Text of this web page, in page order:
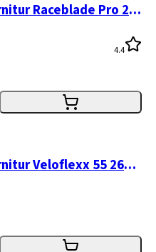
SKS Steckschutzblechgarnitur Raceblade Pro 28" schwarz
4.4
SKS Steckschutzblechgarnitur Veloflexx 55 26"-28" schwarz